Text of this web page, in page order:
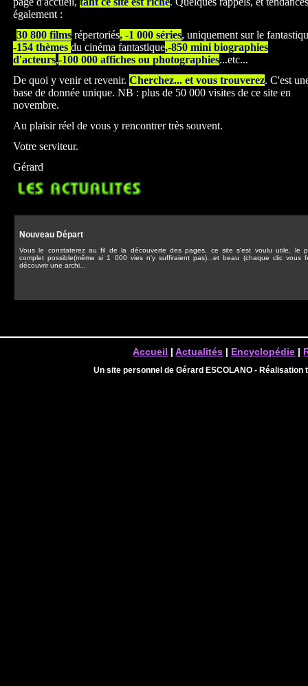
également :
-30 800 films répertoriés, -1 000 séries, uniquement sur le
-154 thèmes du cinéma fantastique,-850 mini biographies
d'acteurs,-100 000 affiches ou photographies...etc...
De quoi y venir et revenir. Cherchez... et vous trouverez. C'est
base de donnée unique. NB : plus de 50 000 visites de ce site en
novembre.
Au plaisir réel de vous y rencontrer très souvent.
Votre serviteur.
Gérard
Nouveau Départ
Vous le constaterez au fil de la découverte des pages, ce site s'est voulu utile, le
complet possible(même si 1 000 vies n'y suffiraient pas)...et beau (chaque clic vous
découvrir une archi...
Accueil |Actualités | Encyclopédie |
Un site personnel de Gérard ESCOLANO -